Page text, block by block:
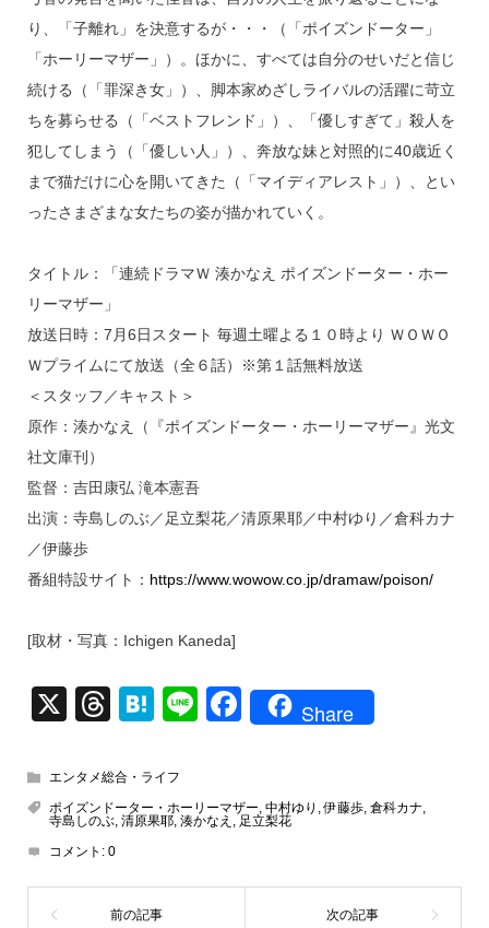
り、「子離れ」を決意するが・・・（「ポイズンドーター」
「ホーリーマザー」）。ほかに、すべては自分のせいだと信じ
続ける（「罪深き女」）、脚本家めざしライバルの活躍に苛立
ちを募らせる（「ベストフレンド」）、「優しすぎて」殺人を
犯してしまう（「優しい人」）、奔放な妹と対照的に40歳近く
まで猫だけに心を開いてきた（「マイディアレスト」）、とい
ったさまざまな女たちの姿が描かれていく。
タイトル：「連続ドラマＷ 湊かなえ ポイズンドーター・ホー
リーマザー」
放送日時：7月6日スタート 毎週土曜よる１０時より ＷＯＷＯ
Ｗプライムにて放送（全６話）※第１話無料放送
＜スタッフ／キャスト＞
原作：湊かなえ（『ポイズンドーター・ホーリーマザー』光文
社文庫刊）
監督：吉田康弘 滝本憲吾
出演：寺島しのぶ／足立梨花／清原果耶／中村ゆり／倉科カナ
／伊藤歩
番組特設サイト： https://www.wowow.co.jp/dramaw/poison/
[取材・写真：Ichigen Kaneda]
X
T
e
a
d
s
H
e
n
Li
F
e
o
Share
エンタメ総合・ライフ
ポイズンドーター・ホーリーマザー, 中村ゆり ,伊藤歩, 倉科カナ,
寺島しのぶ, 清原果耶, 湊かなえ , 足立梨花
コメント: 0